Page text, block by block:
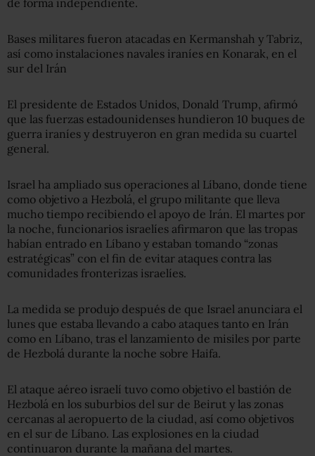
Bases militares fueron atacadas en Kermanshah y Tabriz,
así como instalaciones navales iraníes en Konarak, en el
sur del Irán
El presidente de Estados Unidos, Donald Trump, afirmó
que las fuerzas estadounidenses hundieron 10 buques de
guerra iraníes y destruyeron en gran medida su cuartel
general.
Israel ha ampliado sus operaciones al Líbano, donde tiene
como objetivo a Hezbolá, el grupo militante que lleva
mucho tiempo recibiendo el apoyo de Irán. El martes por
la noche, funcionarios israelíes afirmaron que las tropas
habían entrado en Líbano y estaban tomando “zonas
estratégicas” con el fin de evitar ataques contra las
comunidades fronterizas israelíes.
La medida se produjo después de que Israel anunciara el
lunes que estaba llevando a cabo ataques tanto en Irán
como en Líbano, tras el lanzamiento de misiles por parte
de Hezbolá durante la noche sobre Haifa.
El ataque aéreo israelí tuvo como objetivo el bastión de
Hezbolá en los suburbios del sur de Beirut y las zonas
cercanas al aeropuerto de la ciudad, así como objetivos
en el sur de Líbano. Las explosiones en la ciudad
continuaron durante la mañana del martes.